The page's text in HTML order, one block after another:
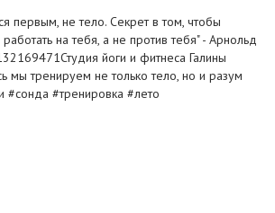
первым, не тело. Секрет в том, чтобы
работать на тебя, а не против тебя" - Арнольд
йоги и фитнеса Галины
мы тренируем не только тело, но и разум
#сонда #тренировка #лето